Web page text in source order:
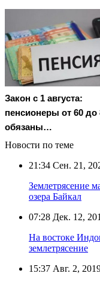
Закон с 1 августа:
пенсионеры от 60 до
обязаны…
Новости по теме
21:34 Сен. 21,
Землетрясение
озера Байкал
07:28 Дек. 12,
На востоке
землетрясение
15:37 Авг. 2,